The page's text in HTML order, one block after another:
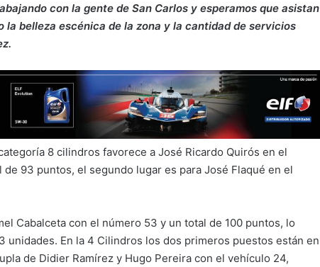
con la gente de San Carlos y esperamos que asistan
la belleza escénica de la zona y la cantidad de servicios
8 cilindros favorece a José Ricardo Quirós en el
93 puntos, el segundo lugar es para José Flaqué en el
Cabalceta con el número 53 y un total de 100 puntos, lo
unidades. En la 4 Cilindros los dos primeros puestos están en
de Didier Ramírez y Hugo Pereira con el vehículo 24,